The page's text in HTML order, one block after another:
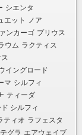
シエンタ
エット
ノア
ンカーゴ プリウス
ウム ラクティス
イングロード
マ シルフィ
ティーダ
シルフィ
ティオ ラフェスタ
グラ エアウェイブ